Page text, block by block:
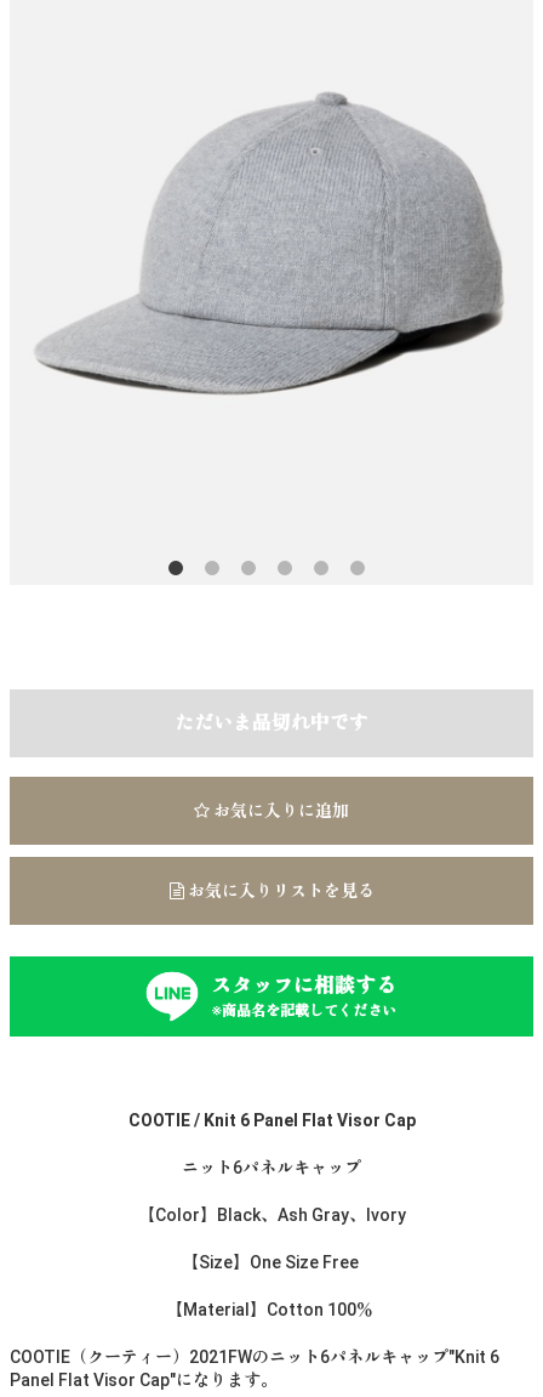
ただいま品切れ中です
お気に入りに追加
お気に入りリストを見る
スタッフに相談する
※商品名を記載してください
COOTIE / Knit 6 Panel Flat Visor Cap
ニット6パネルキャップ
【Color】Black、Ash Gray、Ivory
【Size】One Size Free
【Material】Cotton 100％
COOTIE（クーティー）2021FWのニット6パネルキャップ"Knit 6
Panel Flat Visor Cap"になります。